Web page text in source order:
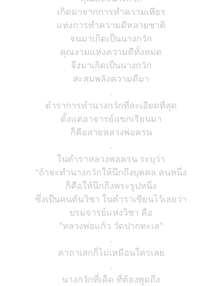
เกิดมาจากการทำความเพียร
แห่งการทำความดีหลายชาติ
จนมาเกิดเป็นนางกวัก
คุณงามแห่งความดีทั้งหมด
จึงมาเกิดเป็นนางกวัก
สะสมพลังความดีมา
.
ตำราการทำนางกวักที่ละเอียดที่สุด
ตั้งแต่อาจารย์แขกเรียนมา
ก็คือสายหลวงพ่อครน
.
ในตำราหลวงพ่อครน ระบุว่า
"ถ้าจะทำนางกวักให้นึกถึงบุคคล คนหนึ่ง
ก็คือให้นึกถึงพระรูปหนึ่ง
ซึ่งเป็นคนต้นวิชา ในตำราเขียนไว้เลยว่า
บรมจารย์แห่งวิชา คือ
"หลวงพ่อแก้ว วัดปากทะเล"
.
คาถาเสกก็ไม่เหมือนใครเลย
.
นางกวักที่เด็ด ที่ต้องพูดถึง